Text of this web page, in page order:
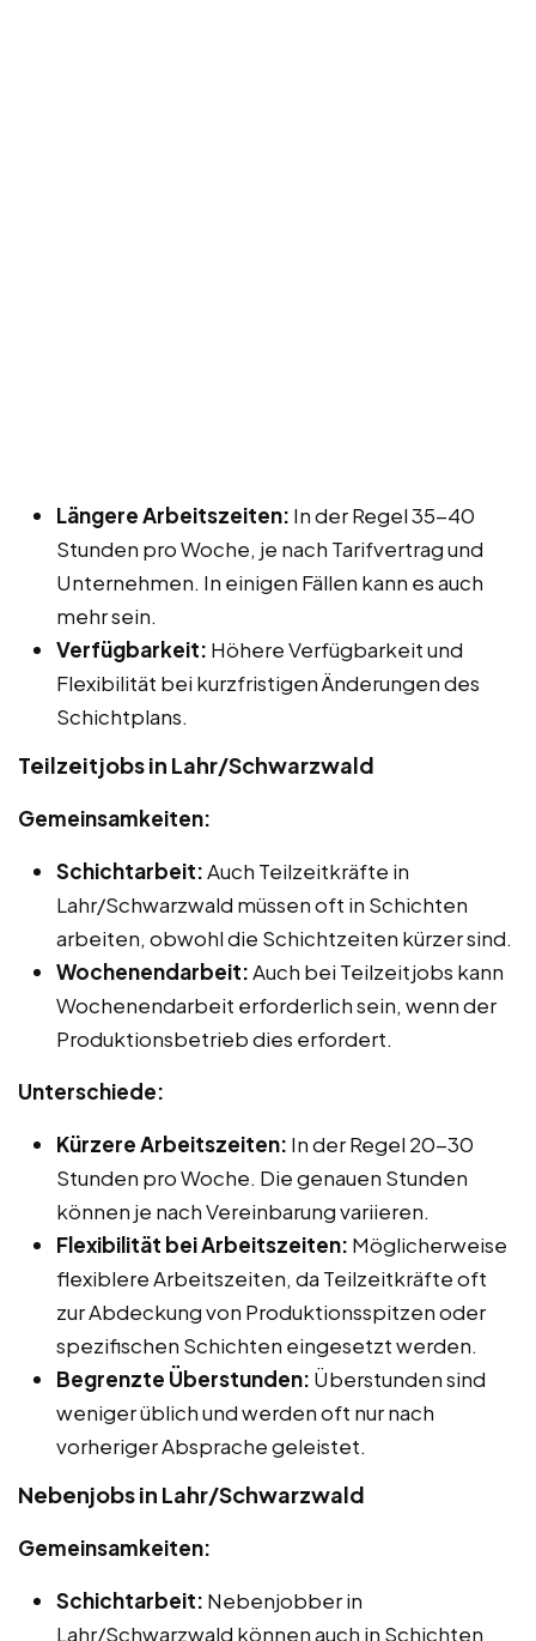
Längere Arbeitszeiten: In der Regel 35-40
Stunden pro Woche, je nach Tarifvertrag und
Unternehmen. In einigen Fällen kann es auch
mehr sein.
Verfügbarkeit: Höhere Verfügbarkeit und
Flexibilität bei kurzfristigen Änderungen des
Schichtplans.
Teilzeitjobs in Lahr/Schwarzwald
Gemeinsamkeiten:
Schichtarbeit:Auch Teilzeitkräfte in
Lahr/Schwarzwald müssen oft in Schichten
arbeiten, obwohl die Schichtzeiten kürzer sind.
Wochenendarbeit:Auch bei Teilzeitjobs kann
Wochenendarbeit erforderlich sein, wenn der
Produktionsbetrieb dies erfordert.
Unterschiede:
Kürzere Arbeitszeiten: In der Regel 20-30
Stunden pro Woche. Die genauen Stunden
können je nach Vereinbarung variieren.
Flexibilität bei Arbeitszeiten: Möglicherweise
flexiblere Arbeitszeiten, da Teilzeitkräfte oft
zur Abdeckung von Produktionsspitzen oder
spezifischen Schichten eingesetzt werden.
Begrenzte Überstunden: Überstunden sind
weniger üblich und werden oft nur nach
vorheriger Absprache geleistet.
Nebenjobs in Lahr/Schwarzwald
Gemeinsamkeiten:
Schichtarbeit: Nebenjobber in
Lahr/Schwarzwald können auch in Schichten